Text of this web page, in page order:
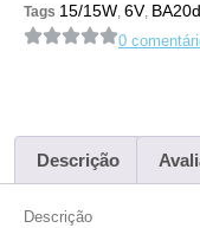
Tags 15/15W, 6V, BA20d
0
Descrição
Descrição